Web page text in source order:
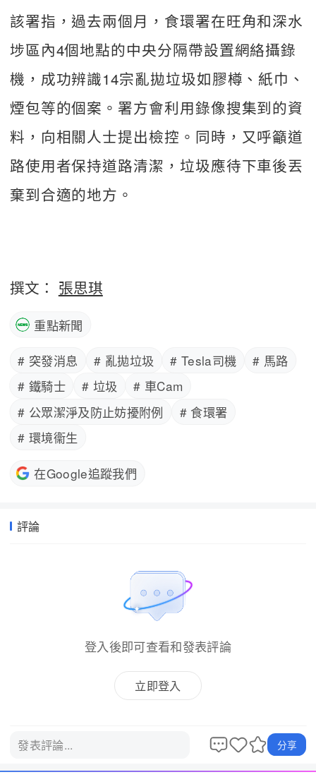
該署指，過去兩個月，食環署在旺角和深水
埗區內4個地點的中央分隔帶設置網絡攝錄
機，成功辨識14宗亂拋垃圾如膠樽、紙巾、
煙包等的個案。署方會利用錄像搜集到的資
料，向相關人士提出檢控。同時，又呼籲道
路使用者保持道路清潔，垃圾應待下車後丟
棄到合適的地方。
撰文： 張思琪
重點新聞
# 突發消息 # 亂拋垃圾 # Tesla司機
# 馬路
# 鐵騎士
# 垃圾
# 車Cam
# 公眾潔淨及防止妨擾附例
# 食環署
# 環境衞生
在Google追蹤我們
評論
登入後即可查看和發表評論
立即登入
發表評論... 分享